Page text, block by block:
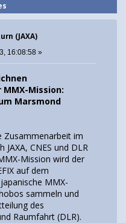
(JAXA)
16:08:58 »
Mission:
Marsmond
Zusammenarbeit im
CNES und DLR
Mission wird der
auf dem
MMX-
sammeln und
des
Raumfahrt (DLR).